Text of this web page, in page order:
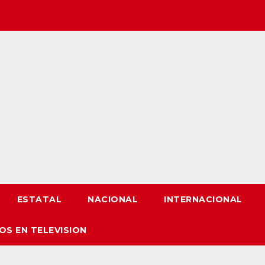
ESTATAL NACIONAL INTERNACIONAL
EN TELEVISION